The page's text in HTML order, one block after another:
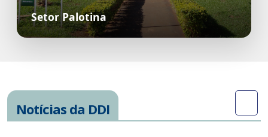
Setor Palotina
Notícias da DDI